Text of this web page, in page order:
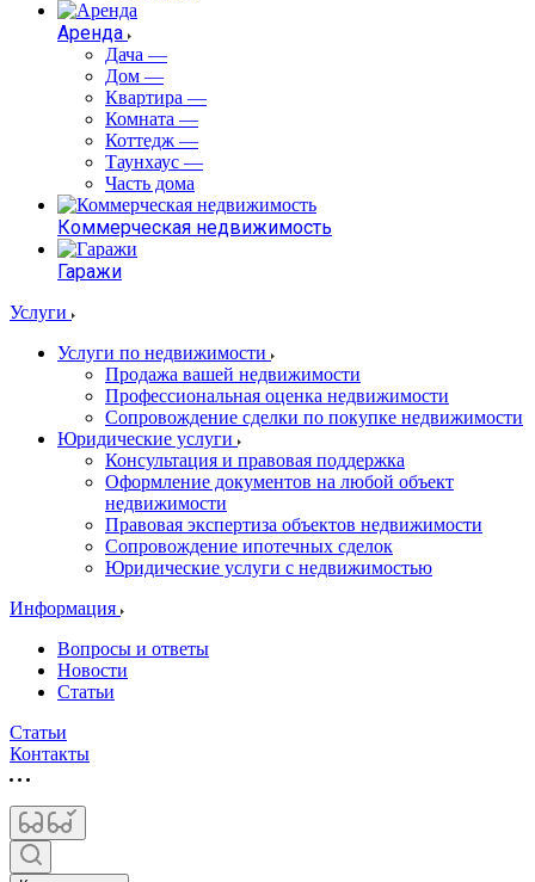
Аренда
Дача —
Дом —
Квартира —
Комната —
Коттедж —
Таунхаус —
Часть дома
Коммерческая недвижимость
Гаражи
Услуги
Услуги по недвижимости
Продажа вашей недвижимости
Профессиональная оценка недвижимости
Сопровождение сделки по покупке недвижимости
Юридические услуги
Консультация и правовая поддержка
Оформление документов на любой объект
недвижимости
Правовая экспертиза объектов недвижимости
Сопровождение ипотечных сделок
Юридические услуги с недвижимостью
Информация
Вопросы и ответы
Новости
Статьи
Статьи
Контакты